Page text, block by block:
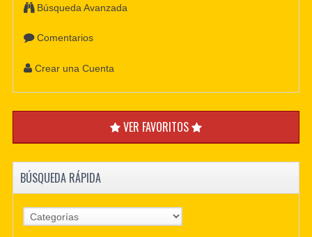
Búsqueda Avanzada
Comentarios
Crear una Cuenta
VER FAVORITOS
BÚSQUEDA RÁPIDA